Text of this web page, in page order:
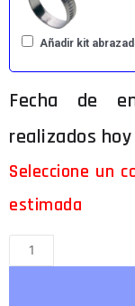
Añadir kit
Seleccione un
estimada